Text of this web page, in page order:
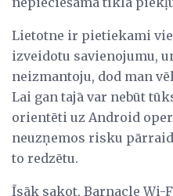
Lietotne ir pietiekami
izveidotu savienojumu,
neizmantoju, dod man
Lai gan tajā var nebūt
orientēti uz Android
neuzņemos risku
to redzētu.
Īsāk sakot, Barnacle Wi-